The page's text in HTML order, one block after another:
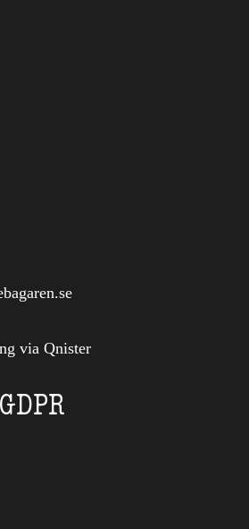
via Qnister